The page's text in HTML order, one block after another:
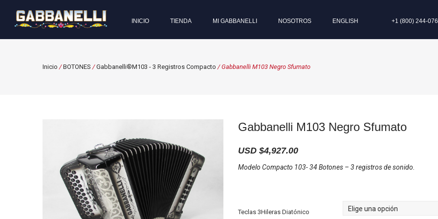
INICIO TIENDA MI GABBANELLI NOSOTROS ENGLISH +1 (800) 244-
Inicio /BOTONES /Gabbanelli®M103 - 3 Registros Compacto / Gabbanelli M103 Negro Sfumato
Gabbanelli M103 Negro Sfumato
USD $4,927.00
Modelo Compacto 103- 34 Botones – 3 registros de sonido.
Teclas 3Hileras Diatónico